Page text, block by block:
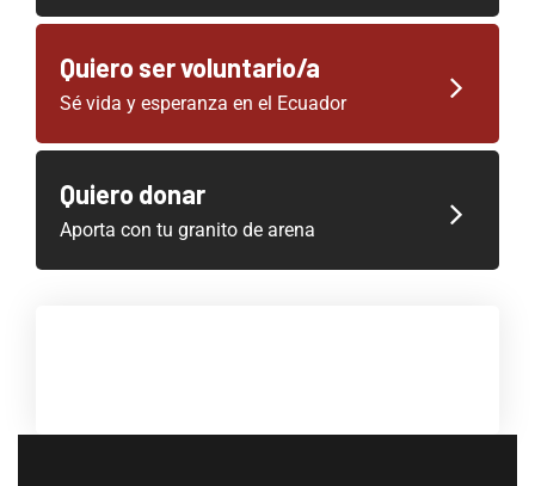
Quiero ser voluntario/a
Sé vida y esperanza en el Ecuador
Quiero donar
Aporta con tu granito de arena